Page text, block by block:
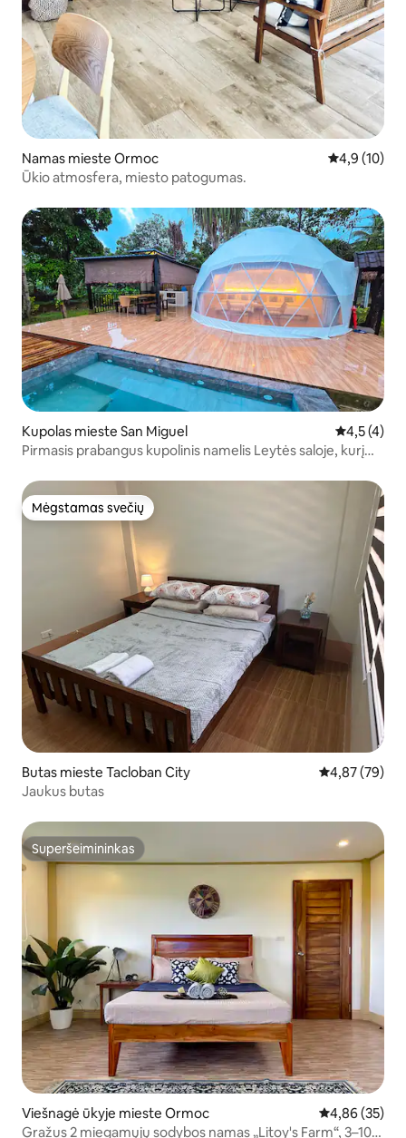
Namas mieste Ormoc Vidutinis
4,9 (10)
Ūkio atmosfera, miesto patogumas.
Kupolas mieste San Miguel Vidutinis
4,5 (4)
Pirmasis prabangus kupolinis namelis Leytės saloje, kurį
Mėgstamas svečių
Mėgstamas svečių
Butas mieste Tacloban City Vidutinis
4,87 (79)
Jaukus butas
Superšeimininkas
Superšeimininkas
Viešnagė ūkyje mieste Ormoc Vidutinis
4,86 (35)
Gražus 2 miegamųjų sodybos namas „Litoy's Farm“, 3–10